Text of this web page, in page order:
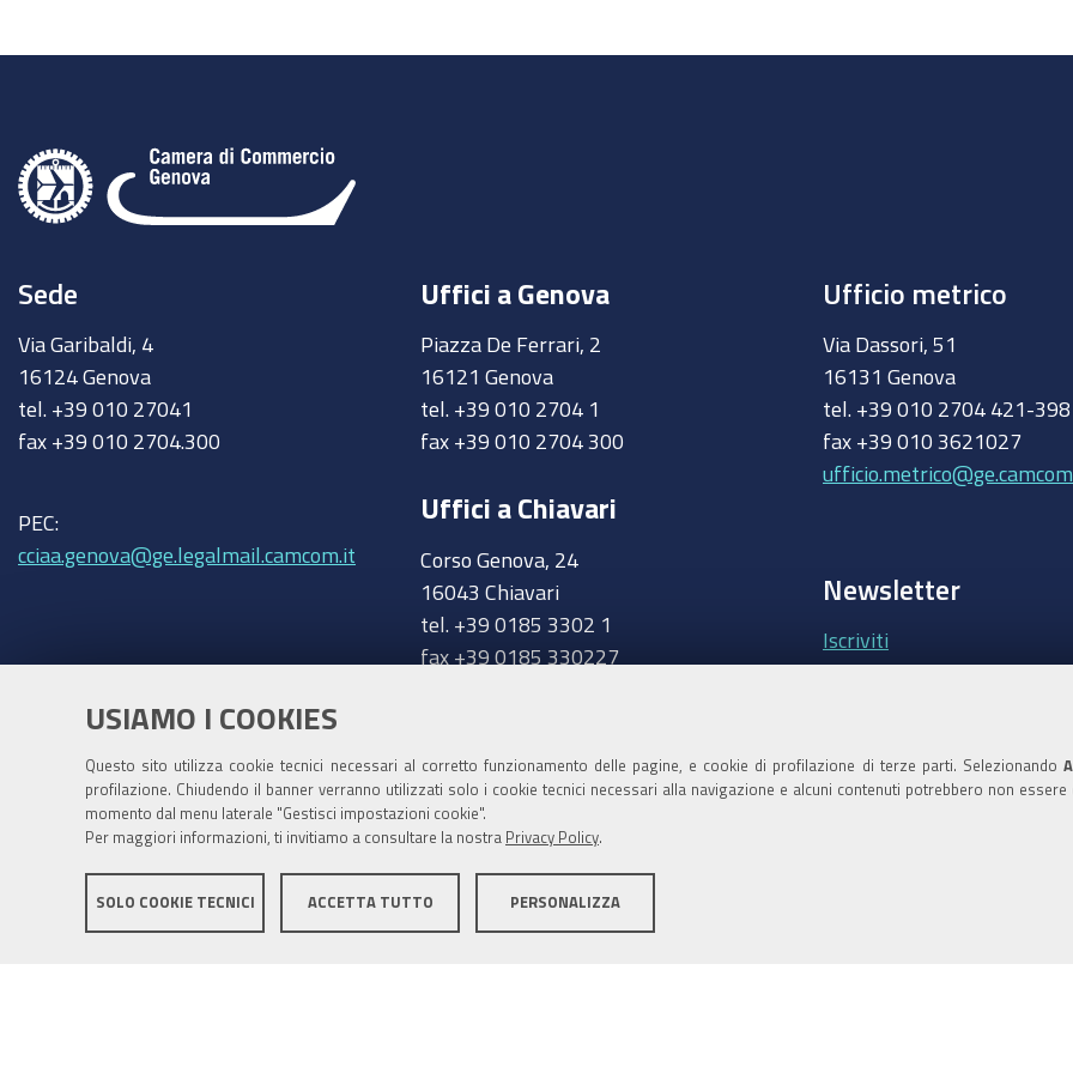
USIAMO I COOKIES
Questo sito utilizza cookie tecnici necessari al corretto funzionamento delle pagine, e cookie di profilazione di terze parti. Selezionando
profilazione. Chiudendo il banner verranno utilizzati solo i cookie tecnici necessari alla navigazione e alcuni contenuti potrebbero non
momento dal menu laterale "Gestisci impostazioni cookie".
Per maggiori informazioni, ti invitiamo a consultare la nostra Privacy Policy
SOLO COOKIE TECNICI ACCETTA TUTTO PERSONALIZZA
imprese
per
conoscere
le
della
piattaforma
SUAP
per
adempimenti
amministrativi,
novembre.
webinar
Sede
Via Garibaldi, 4
16124 Genova
tel. +39 010 27041
fax +39 010 2704.300
PEC:
cciaa.genova@ge.legalmail.camcom.it
Trasparenza
Uffici a Genova
Piazza De Ferrari, 2
16121 Genova
tel. +39 010 2704 1
fax +39 010 2704 300
Uffici a Chiavari
Corso Genova, 24
16043 Chiavari
tel. +39 0185 3302 1
fax +39 0185 330227
Ufficio metrico
Via Dassori, 51
16131 Genova
tel. +39 010 2704 421-398
fax +39 010 3621027
Newsletter
Iscriviti
Accedi